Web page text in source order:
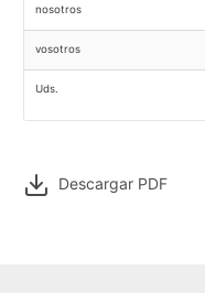
nosotros
vosotros
Uds.
Descargar PDF